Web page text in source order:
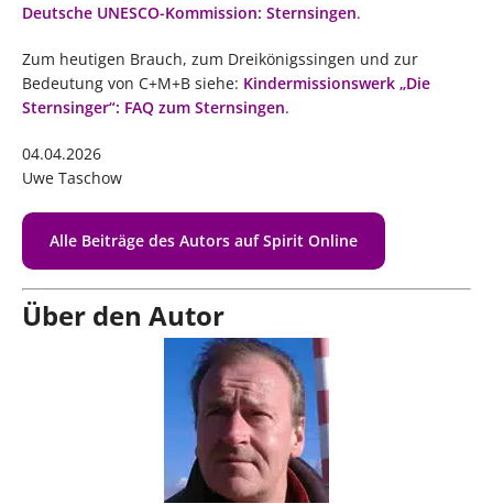
Deutsche UNESCO-Kommission: Sternsingen.
Zum heutigen Brauch, zum Dreikönigssingen und zur
Bedeutung von C+M+B siehe: Kindermissionswerk „Die
Sternsinger“: FAQ zum Sternsingen.
04.04.2026
Uwe Taschow
Alle Beiträge des Autors auf Spirit Online
Über den Autor